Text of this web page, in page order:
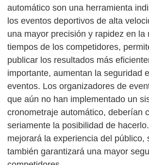
automático son una herramienta
los eventos deportivos de alta
una mayor precisión y rapidez en la
tiempos de los competidores,
publicar los resultados más
importante, aumentan la seguridad
eventos. Los organizadores de
que aún no han implementado un
cronometraje automático, deberían
seriamente la posibilidad de
mejorará la experiencia del público,
también garantizará una mayor